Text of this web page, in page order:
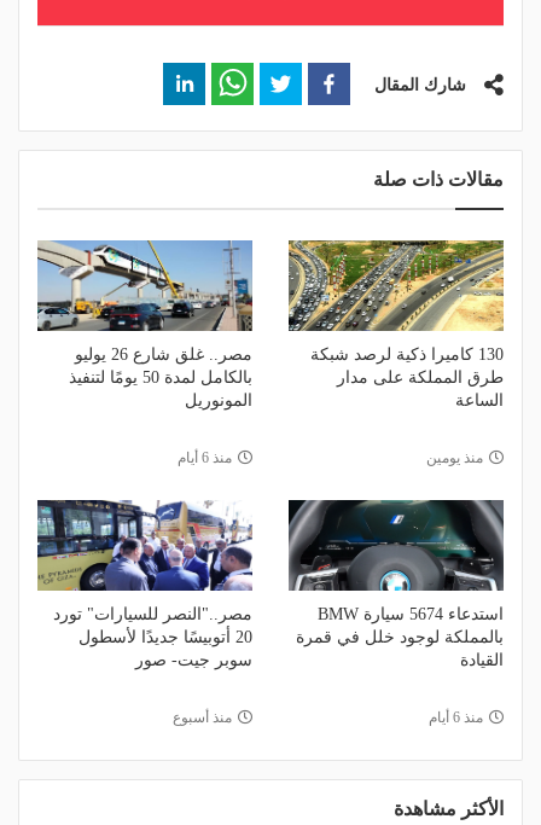
شارك المقال
مقالات ذات صلة
130 كاميرا ذكية لرصد شبكة
طرق المملكة على مدار
الساعة
منذ يومين
مصر.. غلق شارع 26 يوليو
بالكامل لمدة 50 يومًا لتنفيذ
المونوريل
منذ 6 أيام
استدعاء 5674 سيارة BMW
بالمملكة لوجود خلل في قمرة
القيادة
منذ 6 أيام
مصر.."النصر للسيارات" تورد
20 أتوبيسًا جديدًا لأسطول
سوبر جيت- صور
منذ أسبوع
الأكثر مشاهدة